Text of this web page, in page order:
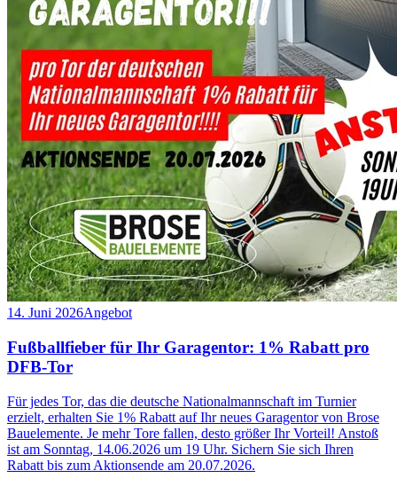
14. Juni 2026Angebot
Fußballfieber für Ihr Garagentor: 1% Rabatt pro
DFB-Tor
Für jedes Tor, das die deutsche Nationalmannschaft im Turnier
erzielt, erhalten Sie 1% Rabatt auf Ihr neues Garagentor von Brose
Bauelemente. Je mehr Tore fallen, desto größer Ihr Vorteil! Anstoß
ist am Sonntag, 14.06.2026 um 19 Uhr. Sichern Sie sich Ihren
Rabatt bis zum Aktionsende am 20.07.2026.